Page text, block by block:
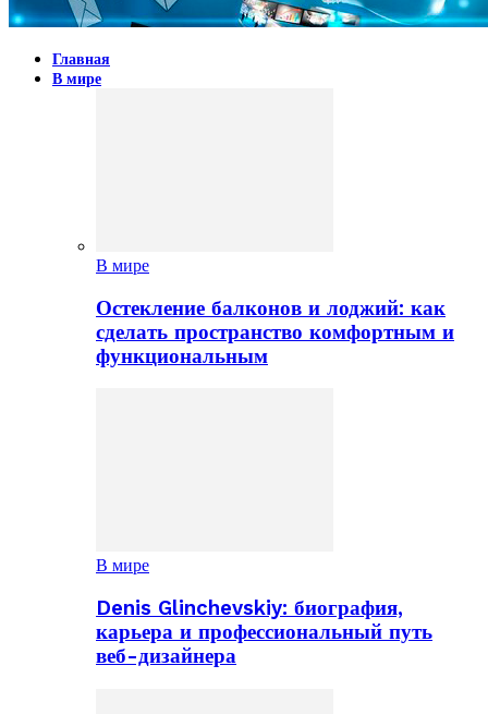
Главная
В мире
В мире
Остекление балконов и лоджий: как
сделать пространство комфортным и
функциональным
В мире
Denis Glinchevskiy: биография,
карьера и профессиональный путь
веб-дизайнера